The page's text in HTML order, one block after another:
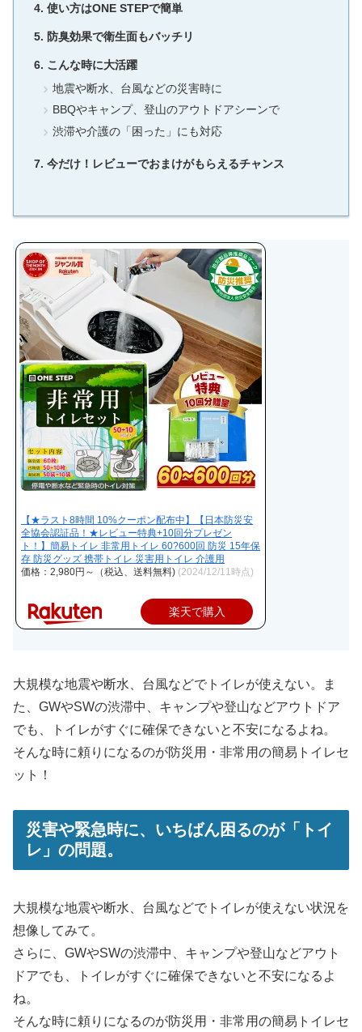
使い方はONE STEPで簡単
防臭効果で衛生面もバッチリ
こんな時に大活躍
地震や断水、台風などの災害時に
BBQやキャンプ、登山のアウトドアシーンで
渋滞や介護の「困った」にも対応
今だけ！レビューでおまけがもらえるチャンス
【★ラスト8時間 10%クーポン配布中】【日本防災安
全協会認証品！★レビュー特典+10回分プレゼン
ト！】簡易トイレ 非常用トイレ 60?600回 防災 15年保
存 防災グッズ 携帯トイレ 災害用トイレ 介護用
価格：2,980円～（税込、送料無料) (2024/12/11時点)
楽天で購入
大規模な地震や断水、台風などでトイレが使えない。ま
た、GWやSWの渋滞中、キャンプや登山などアウトドア
でも、トイレがすぐに確保できないと不安になるよね。
そんな時に頼りになるのが防災用・非常用の簡易トイレセ
ット！
災害や緊急時に、いちばん困るのが「トイ
レ」の問題。
大規模な地震や断水、台風などでトイレが使えない状況を
想像してみて。
さらに、GWやSWの渋滞中、キャンプや登山などアウト
ドアでも、トイレがすぐに確保できないと不安になるよ
ね。
そんな時に頼りになるのが防災用・非常用の簡易トイレセ